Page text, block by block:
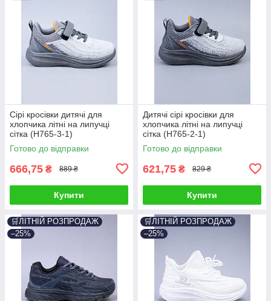
Сірі кросівки дитячі для
хлопчика літні на липучці
сітка (H765-3-1)
Готово до відправки
666,75 ₴ 889 ₴
Купити
Дитячі сірі кросівки для
хлопчика літні на липучці
сітка (H765-2-1)
Готово до відправки
621,75 ₴ 829 ₴
Купити
🛒ЛІТНІЙ РОЗПРОДАЖ
–25%
🛒ЛІТНІЙ РОЗПРОДАЖ
–25%